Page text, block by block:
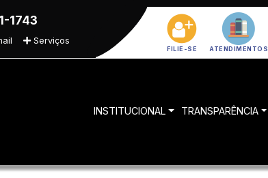
1743
Serviços
FILIE-SE ATENDIMENTOS
INSTITUCIONAL TRANSPARÊNCIA